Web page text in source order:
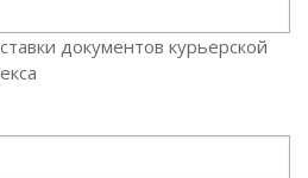
документов курьерской